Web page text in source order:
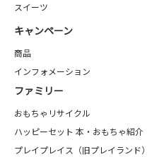
スイーツ
キャンペーン
商品
インフォメーション
ファミリー
おもちゃリサイクル
ハッピーセット 本・おもちゃ紹介
プレイプレイス（旧プレイランド）